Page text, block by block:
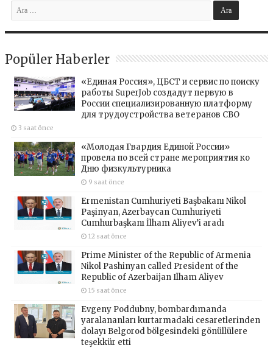
Popüler Haberler
«Единая Россия», ЦБСТ и сервис по поиску
работы SuperJob создадут первую в
России специализированную платформу
для трудоустройства ветеранов СВО
3 saat önce
«Молодая Гвардия Единой России»
провела по всей стране мероприятия ко
Дню физкультурника
9 saat önce
Ermenistan Cumhuriyeti Başbakanı Nikol
Paşinyan, Azerbaycan Cumhuriyeti
Cumhurbaşkanı İlham Aliyev’i aradı
12 saat önce
Prime Minister of the Republic of Armenia
Nikol Pashinyan called President of the
Republic of Azerbaijan Ilham Aliyev
15 saat önce
Evgeny Poddubny, bombardımanda
yaralananları kurtarmadaki cesaretlerinden
dolayı Belgorod bölgesindeki gönüllülere
teşekkür etti